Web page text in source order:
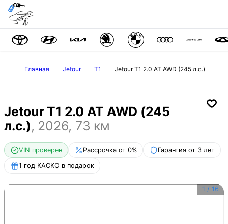
Главная Jetour T1 Jetour T1 2.0 AT AWD (245 л.с.)
Jetour T1 2.0 AT AWD (245
л.с.), 2026, 73 км
VIN проверен Рассрочка от 0% Гарантия от 3 лет
1 год КАСКО в подарок
1 / 16